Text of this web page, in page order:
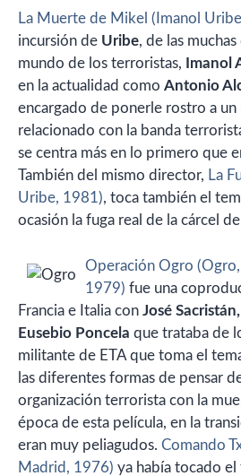
La Muerte de Mikel (Imanol
incursión de Uribe, de las
mundo de los terroristas,
Imanol
en la actualidad como Antonio
encargado de ponerle rostro a un
relacionado con la banda
se centra más en lo primero que
También del mismo director, La
Uribe, 1981), toca también el
ocasión la fuga real de la cárcel
Operación Ogro
1979) fue una
Francia e Italia con José
Eusebio Poncela que trataba de
militante de ETA que toma el
las diferentes formas de pensar
organización terrorista con la
época de esta película, en la
eran muy peliagudos. Comando
Madrid, 1976) ya había tocado el